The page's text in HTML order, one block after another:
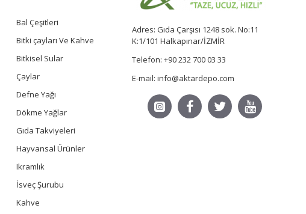
Bal Çeşitleri
Bitki çayları Ve Kahve
Bitkisel Sular
Çaylar
Defne Yağı
Dökme Yağlar
Gıda Takviyeleri
Hayvansal Ürünler
Ikramlık
İsveç Şurubu
Kahve
Adres: Gıda Çarşısı 1248 sok. No:11
K:1/101 Halkapınar/İZMİR
Telefon: +90 232 700 03 33
E-mail: info@aktardepo.com